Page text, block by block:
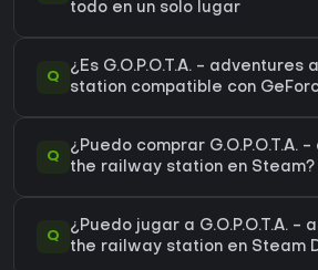
todo en un solo lugar
Q
¿Es G.O.P.O.T.A. -
station compatible con
Q
¿Puedo comprar G.O.P.O.T.A.
the railway station en Steam?
Q
¿Puedo jugar a G.O.P.O.T.A. -
the railway station en Steam